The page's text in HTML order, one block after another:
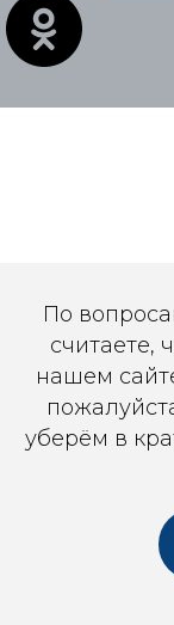
По
считаете,
нашем
уберём в